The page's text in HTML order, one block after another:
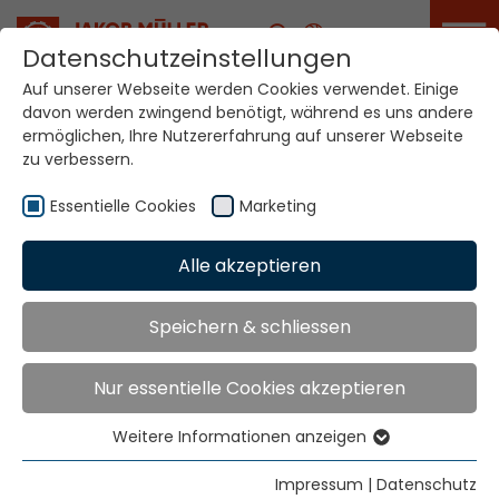
Karriere
Varitex V5...J /V5MJ
BANDWEBSYSTEME
VARITEX V5...J /
V5MJ
Datenschutzeinstellungen
Auf unserer Webseite werden Cookies verwendet. Einige
davon werden zwingend benötigt, während es uns andere
ermöglichen, Ihre Nutzererfahrung auf unserer Webseite
zu verbessern.
Essentielle Cookies Marketing
Alle akzeptieren
Speichern & schliessen
Nur essentielle Cookies akzeptieren
Essentielle Cookies
Essentielle Cookies werden für grundlegende
Weitere Informationen anzeigen
Impressum | Datenschutz